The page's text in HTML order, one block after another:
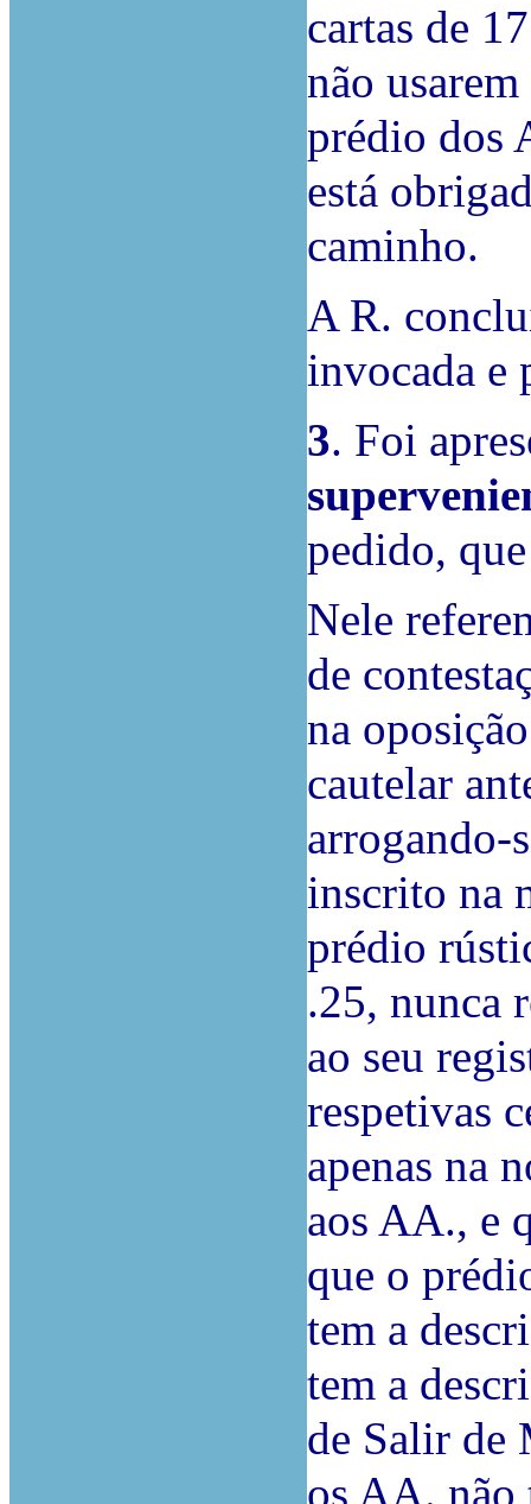
cartas de
não
prédio dos
está
caminho.
A R.
invocada e
3. Foi
pedido,
Nele
de
na
cautelar
arrogando-
inscrito na
prédio
.25, nunca
ao seu
respetivas
apenas na
aos AA., e
que o
tem a
tem a
de Salir de
os AA. não